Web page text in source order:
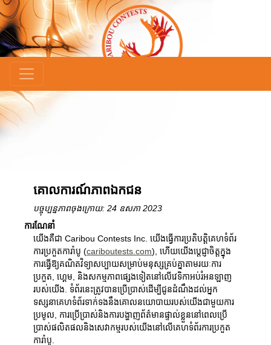
គោលការណ៍ភាពឯកជន
បច្ចុប្បន្នភាពចុងក្រោយ: 24 ឧសភា 2023
ការណែនាំ
យើងគឺជា Caribou Contests Inc. យើងធ្វើការប្រតិបត្តិគេហទំព័រ
ការប្រកួតការ៉ាបូ (cariboutests.com), ហើយយើងប្តេជ្ញាចិត្តក្នុង
ការធ្វើឱ្យគណិតវិទ្យាសប្បាយសម្រាប់មនុស្សគ្រប់គ្នាតាមរយៈការ
ប្រកួត, ហ្គេម, និងសកម្មភាពផ្សេងទៀតនៅលើវេទិកាអប់រំអនឡាញ
របស់យើង. ទំព័រនេះត្រូវបានប្រើប្រាស់ដើម្បីជូនដំណឹងដល់អ្នក
ទស្សនាគេហទំព័រទាក់ទងនឹងគោលនយោបាយរបស់យើងជាមួយការ
ប្រមូល, ការប្រើប្រាស់និងការបង្ហាញព័ត៌មានផ្ទាល់ខ្លួននៅពេលប្រើ
ប្រាស់ផលិតផលនិងសេវាកម្មរបស់យើងនៅលើគេហទំព័រការប្រកួត
ការ៉ាបូ.